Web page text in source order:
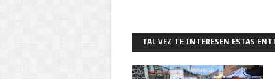
TAL VEZ TE INTERESEN ESTAS